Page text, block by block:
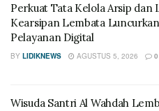
Perkuat Tata Kelola Arsip dan
Kearsipan Lembata
Pelayanan Digital
BY LIDIKNEWS AGUSTUS 5, 2026 0
Wisuda Santri Al Wahdah